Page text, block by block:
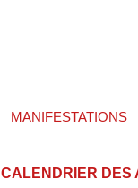
MANIFESTATIONS
CALENDRIER DES